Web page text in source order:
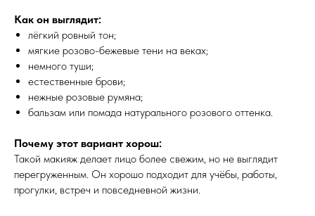
Как он выглядит:
лёгкий ровный тон;
мягкие розово-бежевые тени на веках;
немного туши;
естественные брови;
нежные розовые румяна;
бальзам или помада натурального розового оттенка.
Почему этот вариант хорош:
Такой макияж делает лицо более свежим, но не выглядит
перегруженным. Он хорошо подходит для учёбы, работы,
прогулки, встреч и повседневной жизни.